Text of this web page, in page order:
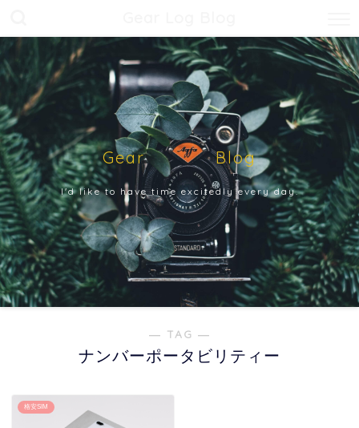
Gear Blog
I'd like to have time excitedly every day.
― TAG ―
ナンバーポータビリティー
格安SIM